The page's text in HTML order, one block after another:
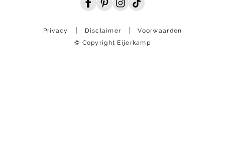
Privacy Disclaimer
Voorwaarden
© Copyright Eijerkamp